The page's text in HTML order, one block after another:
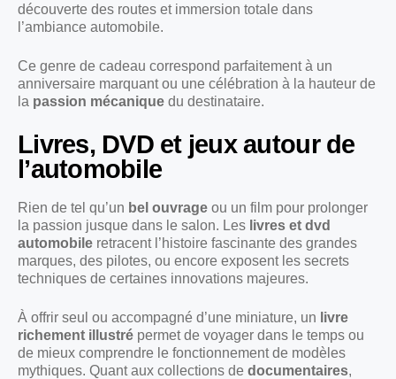
découverte des routes et immersion totale dans
l’ambiance automobile.
Ce genre de cadeau correspond parfaitement à un
anniversaire marquant ou une célébration à la hauteur de
la passion mécanique du destinataire.
Livres, DVD et jeux autour de
l’automobile
Rien de tel qu’un bel ouvrage ou un film pour prolonger
la passion jusque dans le salon. Les livres et dvd
automobile retracent l’histoire fascinante des grandes
marques, des pilotes, ou encore exposent les secrets
techniques de certaines innovations majeures.
À offrir seul ou accompagné d’une miniature, un livre
richement illustré permet de voyager dans le temps ou
de mieux comprendre le fonctionnement de modèles
mythiques. Quant aux collections de documentaires,